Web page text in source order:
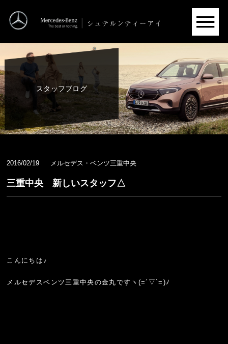
スタッフブログ
2016/02/19 メルセデス・ベンツ三重中央
三重中央 新しいスタッフ△
こんにちは♪
メルセデスベンツ三重中央の金丸ですヽ(=´▽`=)ﾉ